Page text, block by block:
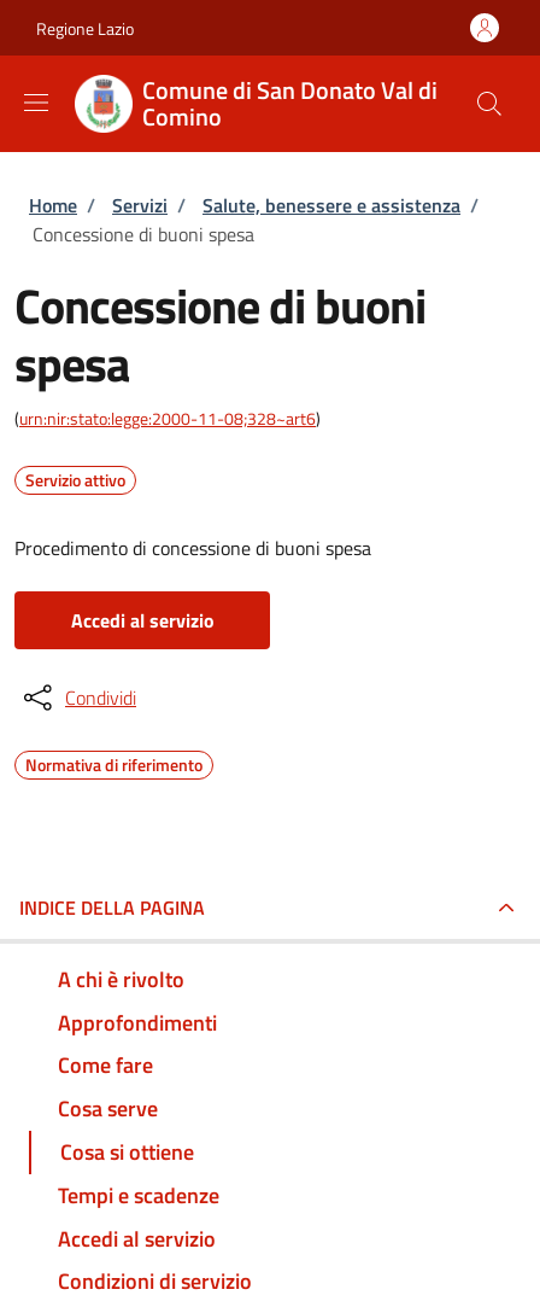
Regione Lazio
Comune di San Donato Val di
Comino
Briciole di pane
Home / Servizi / Salute, benessere e assistenza /
Concessione di buoni spesa
Concessione di buoni
spesa
(urn:nir:stato:legge:2000-11-08;328~art6)
Servizio attivo
Procedimento di concessione di buoni spesa
Accedi al servizio
Condividi
Normativa di riferimento
INDICE DELLA PAGINA
A chi è rivolto
Approfondimenti
Come fare
Cosa serve
Cosa si ottiene
Tempi e scadenze
Accedi al servizio
Condizioni di servizio